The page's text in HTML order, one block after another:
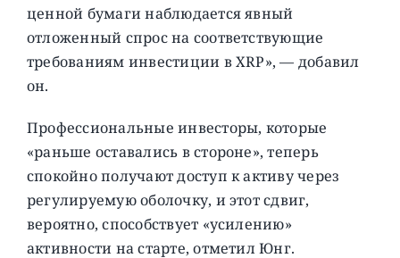
ценной бумаги наблюдается явный
отложенный спрос на соответствующие
требованиям инвестиции в XRP», — добавил
он.
Профессиональные инвесторы, которые
«раньше оставались в стороне», теперь
спокойно получают доступ к активу через
регулируемую оболочку, и этот сдвиг,
вероятно, способствует «усилению»
активности на старте, отметил Юнг.